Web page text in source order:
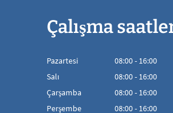
Çalışma
Pazartesi 08:00- 16:00
08:00'den
Salı 08:00- 16:00
08:00'den
Çarşamba 08:00- 16:00
08:00'den
Perşembe 08:00- 16:00